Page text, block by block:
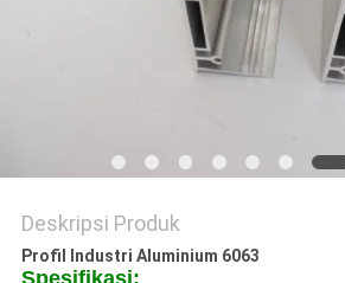
Deskripsi Produk
Profil Industri Aluminium 6063